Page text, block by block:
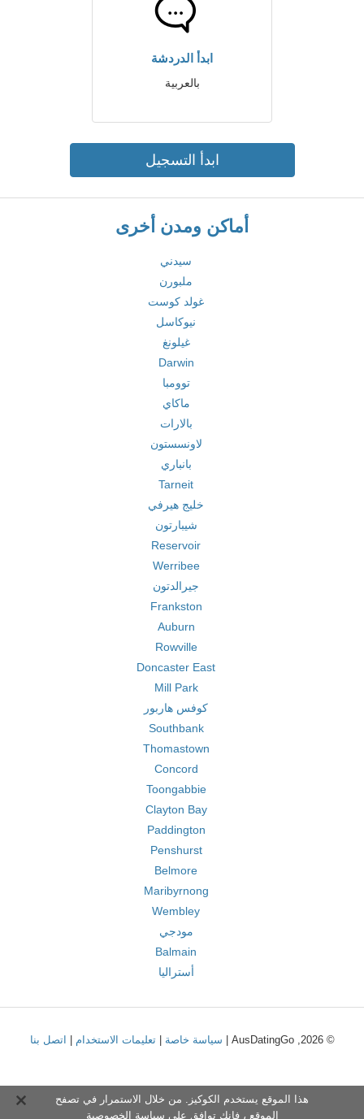
ابدأ الدردشة
بالعربية
ابدأ التسجيل
أماكن ومدن أخرى
سيدني
ملبورن
غولد كوست
نيوكاسل
غيلونغ
Darwin
توومبا
ماكاي
بالارات
لاونسستون
بانباري
Tarneit
خليج هيرفي
شيبارتون
Reservoir
Werribee
جيرالدتون
Frankston
Auburn
Rowville
Doncaster East
Mill Park
كوفس هاربور
Southbank
Thomastown
Concord
Toongabbie
Clayton Bay
Paddington
Penshurst
Belmore
Maribyrnong
Wembley
مودجي
Balmain
أستراليا
© 2026, AusDatingGo | سياسة خاصة |تعليمات الاستخدام اتصل بنا
هذا الموقع يستخدم الكوكيز. من خلال الاستمرار في تصفح
الموقع ، فإنك توافق على سياسة الخصوصية